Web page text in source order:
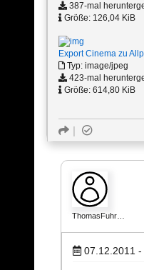
387-mal
Größe: 126,04 KiB
Export Cinema zu
Typ: image/jpeg
423-mal
Größe: 614,80 KiB
ThomasFuhr…
07.12.2011